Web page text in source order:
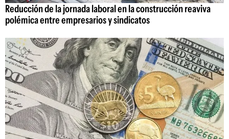
Reducción de la jornada laboral en la construcción reaviva
polémica entre empresarios y sindicatos